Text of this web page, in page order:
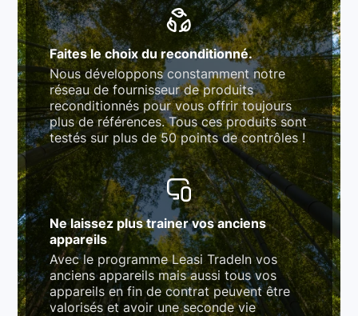
Faites le choix du reconditionné.
Nous développons constamment notre
réseau de fournisseur de produits
reconditionnés pour vous offrir toujours
plus de références. Tous ces produits sont
testés sur plus de 50 points de contrôles !
Ne laissez plus trainer vos anciens
appareils
Avec le programme Leasi TradeIn vos
anciens appareils mais aussi tous vos
appareils en fin de contrat peuvent être
valorisés et avoir une seconde vie